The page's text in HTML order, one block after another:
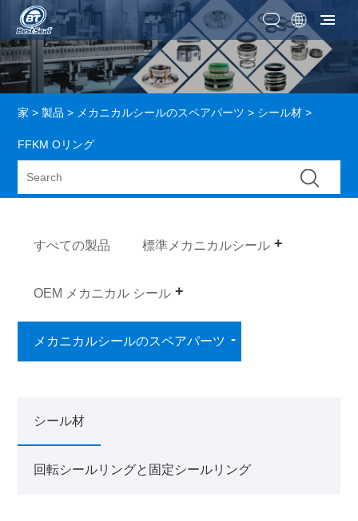
家 > 製品 > メカニカルシールのスペアパーツ > シール材 >
FFKM Oリング
すべての製品 標準メカニカルシール
OEM メカニカル シール
メカニカルシールのスペアパーツ
シール材
回転シールリングと固定シールリング